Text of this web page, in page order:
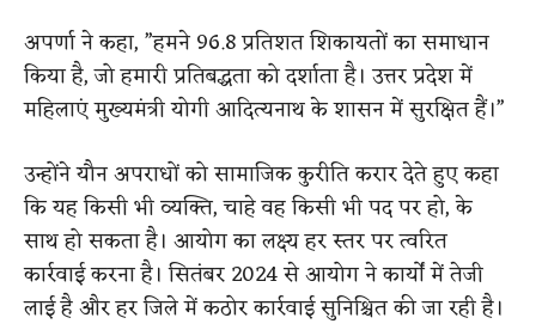
अपर्णा ने कहा, ”हमने 96.8 प्रतिशत शिकायतों का समाधान
किया है, जो हमारी प्रतिबद्धता को दर्शाता है। उत्तर प्रदेश में
महिलाएं मुख्यमंत्री योगी आदित्यनाथ के शासन में सुरक्षित हैं।”
उन्होंने यौन अपराधों को सामाजिक कुरीति करार देते हुए कहा
कि यह किसी भी व्यक्ति, चाहे वह किसी भी पद पर हो, के
साथ हो सकता है। आयोग का लक्ष्य हर स्तर पर त्वरित
कार्रवाई करना है। सितंबर 2024 से आयोग ने कार्यों में तेजी
लाई है और हर जिले में कठोर कार्रवाई सुनिश्चित की जा रही है।